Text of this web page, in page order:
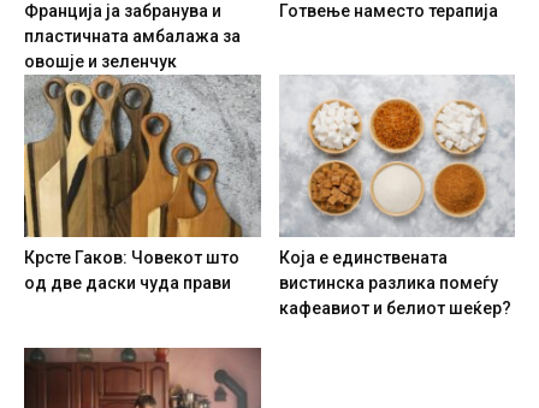
Франција ја забранува и
пластичната амбалажа за
овошје и зеленчук
Готвење наместо терапија
Крсте Гаков: Човекот што
од две даски чуда прави
Која е единствената
вистинска разлика помеѓу
кафеавиот и белиот шеќер?